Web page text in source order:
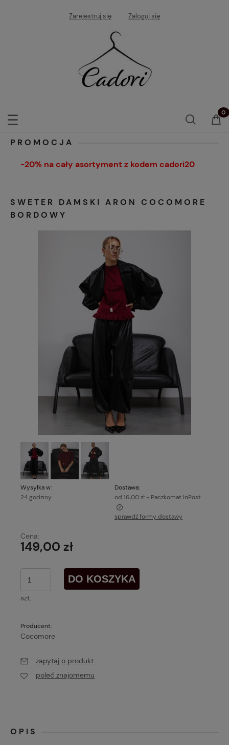
Zarejestruj się Zaloguj się
PROMOCJA
-20% na cały asortyment z kodem cadori20
SWETER DAMSKI ARON COCOMORE
BORDOWY
Wysyłka w:
24 godziny
Dostawa:
od 16,00 zł - Paczkomat InPost
Cena nie zawiera ewentualnych kosztów płatności
sprawdź formy dostawy
Cena:
149,00 zł
szt.
DO KOSZYKA
Producent:
Cocomore
zapytaj o produkt
poleć znajomemu
OPIS